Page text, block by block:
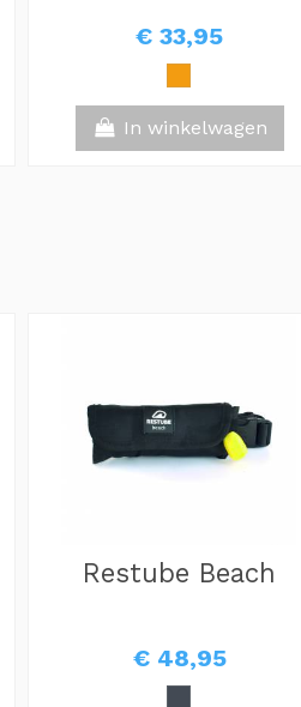
€ 33,95
In winkelwagen
Restube Beach
€ 48,95